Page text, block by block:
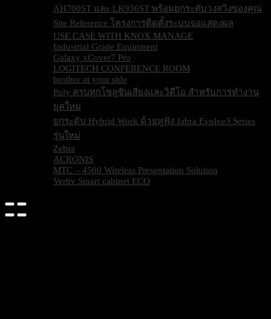
AH700ST และ LK936ST พร้อมยกระดับวงสวิงของคุณ
Site Reference โครงการติดตั้งระบบจอแสดงผล
USE CASE WITH KNOX MANAGE
Industrial Grade Equipment
Galaxy xCover7 Pro
LOGITECH CONFERENCE ROOM
brother at your side
Poly ครบทุกโซลูชันเสียงและวิดีโอ สำหรับการทำงาน
ยุคใหม่
ยกระดับ Hybrid Work ด้วยหูฟัง Jabra Evolve3 Series
รุ่นใหม่
Zebra
ACRONIS
MTC – 4500 Wireless Presentation Solution
Vertiv Smart cabinet ECO